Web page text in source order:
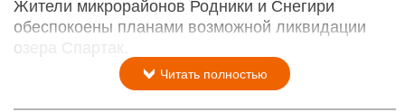
Жители микрорайонов Родники и Снегири
обеспокоены планами возможной ликвидации
озера Спартак.
Читать полностью